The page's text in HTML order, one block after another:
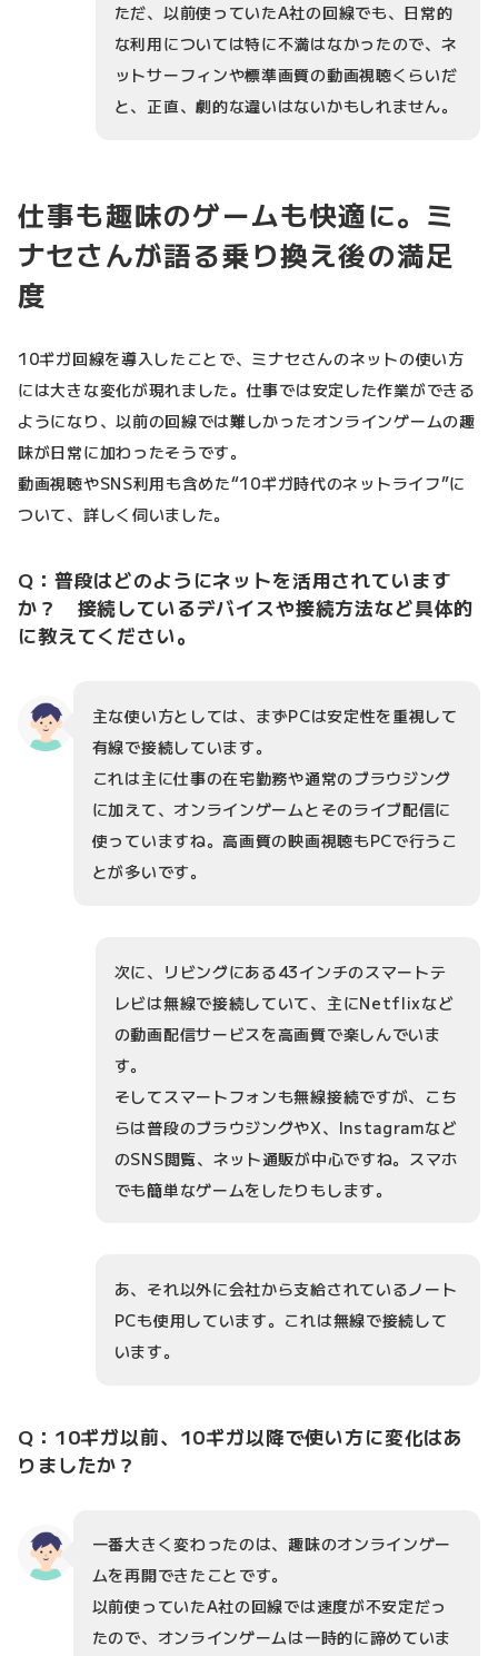
ただ、以前使っていたA社の回線でも、日常的
な利用については特に不満はなかったので、ネ
ットサーフィンや標準画質の動画視聴くらいだ
と、正直、劇的な違いはないかもしれません。
仕事も趣味のゲームも快適に。ミ
ナセさんが語る乗り換え後の満足
度
10ギガ回線を導入したことで、ミナセさんのネットの使い方
には大きな変化が現れました。仕事では安定した作業ができる
ようになり、以前の回線では難しかったオンラインゲームの趣
味が日常に加わったそうです。
動画視聴やSNS利用も含めた“10ギガ時代のネットライフ”に
ついて、詳しく伺いました。
Q：普段はどのようにネットを活用されています
か？ 接続しているデバイスや接続方法など具体的
に教えてください。
主な使い方としては、まずPCは安定性を重視して
有線で接続しています。
これは主に仕事の在宅勤務や通常のブラウジング
に加えて、オンラインゲームとそのライブ配信に
使っていますね。高画質の映画視聴もPCで行うこ
とが多いです。
次に、リビングにある43インチのスマートテ
レビは無線で接続していて、主にNetflixなど
の動画配信サービスを高画質で楽しんでいま
す。
そしてスマートフォンも無線接続ですが、こち
らは普段のブラウジングやX、Instagramなど
のSNS閲覧、ネット通販が中心ですね。スマホ
でも簡単なゲームをしたりもします。
あ、それ以外に会社から支給されているノート
PCも使用しています。これは無線で接続して
います。
Q：10ギガ以前、10ギガ以降で使い方に変化はあ
りましたか？
一番大きく変わったのは、趣味のオンラインゲー
ムを再開できたことです。
以前使っていたA社の回線では速度が不安定だっ
たので、オンラインゲームは一時的に諦めていま